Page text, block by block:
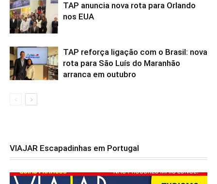
TAP anuncia nova rota para Orlando
nos EUA
TAP reforça ligação com o Brasil: nova
rota para São Luís do Maranhão
arranca em outubro
VIAJAR Escapadinhas em Portugal